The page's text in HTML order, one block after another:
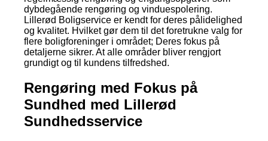
dybdegående rengøring og vinduespolering.
Lillerød Boligservice er kendt for deres pålidelighed
og kvalitet. Hvilket gør dem til det foretrukne valg for
flere boligforeninger i området; Deres fokus på
detaljerne sikrer. At alle områder bliver rengjort
grundigt og til kundens tilfredshed.
Rengøring med Fokus på
Sundhed med Lillerød
Sundhedsservice